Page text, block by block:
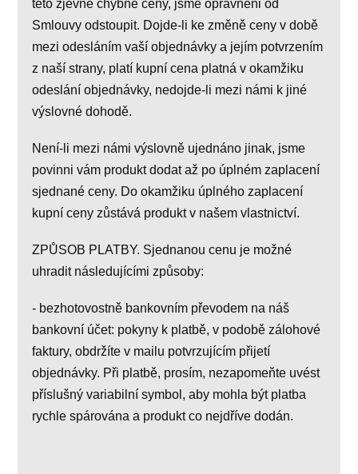
této zjevně chybné ceny, jsme oprávněni od
Smlouvy odstoupit. Dojde-li ke změně ceny v době
mezi odesláním vaší objednávky a jejím potvrzením
z naší strany, platí kupní cena platná v okamžiku
odeslání objednávky, nedojde-li mezi námi k jiné
výslovné dohodě.
Není-li mezi námi výslovně ujednáno jinak, jsme
povinni vám produkt dodat až po úplném zaplacení
sjednané ceny. Do okamžiku úplného zaplacení
kupní ceny zůstává produkt v našem vlastnictví.
ZPŮSOB PLATBY. Sjednanou cenu je možné
uhradit následujícími způsoby:
- bezhotovostně bankovním převodem na náš
bankovní účet: pokyny k platbě, v podobě zálohové
faktury, obdržíte v mailu potvrzujícím přijetí
objednávky. Při platbě, prosím, nezapomeňte uvést
příslušný variabilní symbol, aby mohla být platba
rychle spárována a produkt co nejdříve dodán.